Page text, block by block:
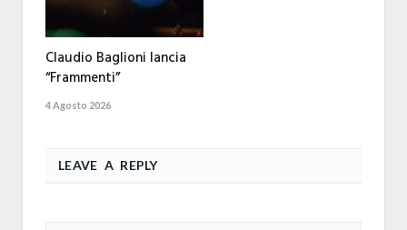
Claudio Baglioni lancia
“Frammenti”
4 Agosto 2026
LEAVE A REPLY